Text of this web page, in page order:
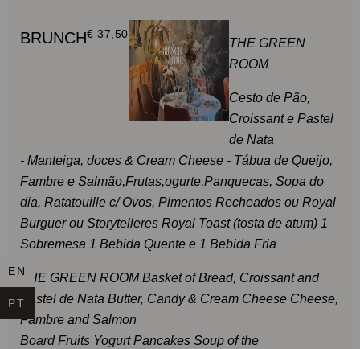
EN
PT
BRUNCH€ 37,50
THE GREEN
ROOM
Cesto de Pão,
Croissant e Pastel
de Nata
- Manteiga, doces & Cream Cheese - Tábua de Queijo,
Fambre e Salmão,Frutas,ogurte,Panquecas, Sopa do
dia, Ratatouille c/ Ovos, Pimentos Recheados ou Royal
Burguerou Storytelleres Royal Toast (tosta de atum) 1
Sobremesa 1 Bebida Quente e 1 Bebida Fria
THE GREEN ROOMBasket of Bread, Croissant and
Pastel de Nata Butter, Candy & Cream Cheese Cheese,
Fambre and Salmon
BoardFruits YogurtPancakes Soup of the